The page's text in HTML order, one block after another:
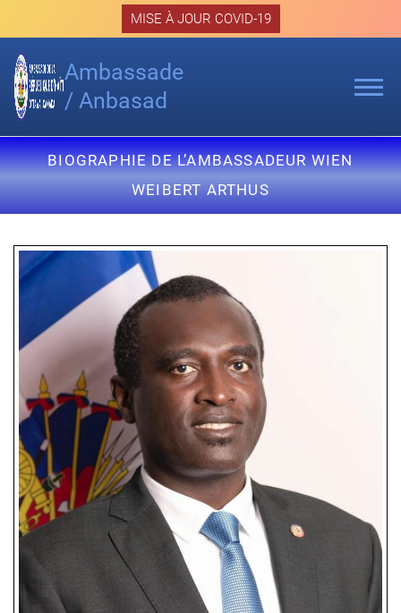
MISE À JOUR COVID-19
Ambassade
/ Anbasad
BIOGRAPHIE DE L’AMBASSADEUR WIEN
WEIBERT ARTHUS